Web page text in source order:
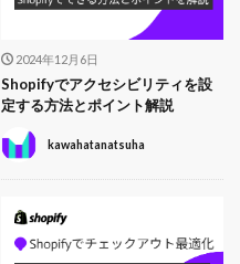
2024年12月6日
Shopifyでアクセシビリティを設
定する方法とポイント解説
kawahatanatsuha